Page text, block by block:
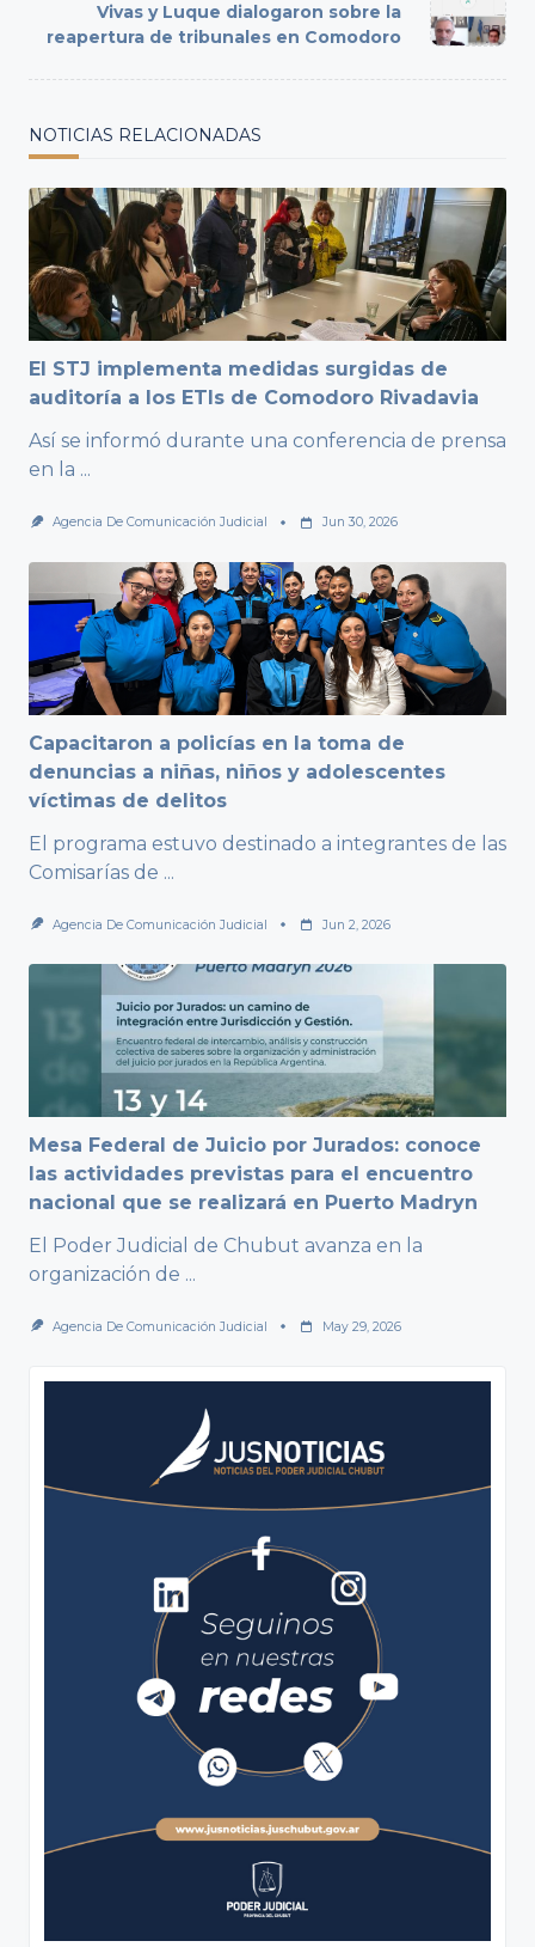
reader-
text">Page</span>
Vivas y Luque dialogaron sobre la
reapertura de tribunales en Comodoro
NOTICIAS RELACIONADAS
El STJ implementa medidas surgidas de
auditoría a los ETIs de Comodoro Rivadavia
Así se informó durante una conferencia de prensa
en la ...
Agencia De Comunicación Judicial Jun 30, 2026
Capacitaron a policías en la toma de
denuncias a niñas, niños y adolescentes
víctimas de delitos
El programa estuvo destinado a integrantes de las
Comisarías de ...
Agencia De Comunicación Judicial Jun 2, 2026
Mesa Federal de Juicio por Jurados: conoce
las actividades previstas para el encuentro
nacional que se realizará en Puerto Madryn
El Poder Judicial de Chubut avanza en la
organización de ...
Agencia De Comunicación Judicial May 29, 2026